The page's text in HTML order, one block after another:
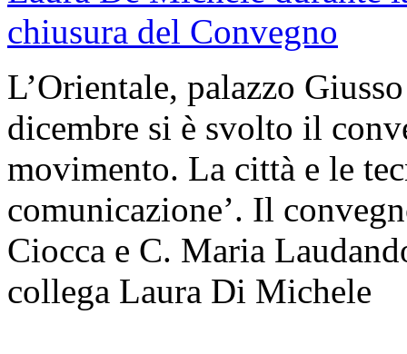
L’Orientale, palazzo
dicembre si è svolto il
movimento. La città e le
comunicazione’. Il
Ciocca e C. Maria
collega Laura Di Michele